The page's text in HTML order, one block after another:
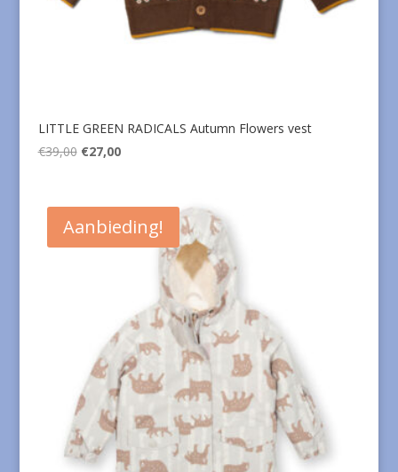
LITTLE GREEN RADICALS Autumn Flowers vest
€39,00 Oorspronkelijke
€39,00.
€27,00Huidige
€27,00.
Aanbieding!